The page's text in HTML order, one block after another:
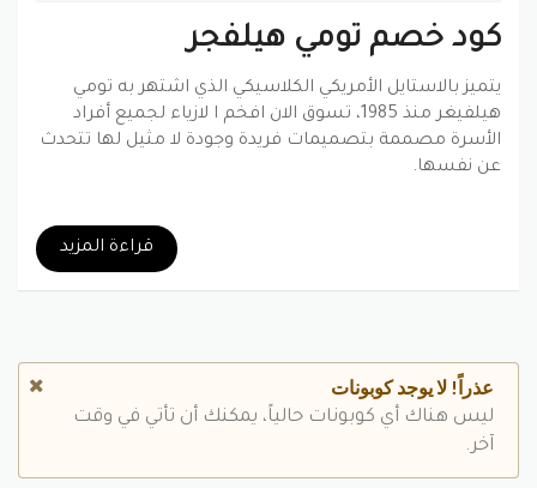
قراءة المزيد
كود خصم تومي هيلفجر
يتميز بالاستايل الأمريكي الكلاسيكي الذي اشتهر به تومي
هيلفيغر منذ 1985، تسوق الان افخم ا
لازياء لجميع أفراد
الأسرة مصممة بتصميمات فريدة وجودة لا مثيل لها تتحدث
عن نفسها.
عذراً! لا يوجد كوبونات
ليس هناك أي كوبونات حالياً، يمكنك أن تأتي في وقت
آخر.